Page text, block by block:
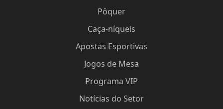
Pôquer
Caça-níqueis
Apostas Esportivas
Jogos de Mesa
Programa VIP
Notícias do Setor